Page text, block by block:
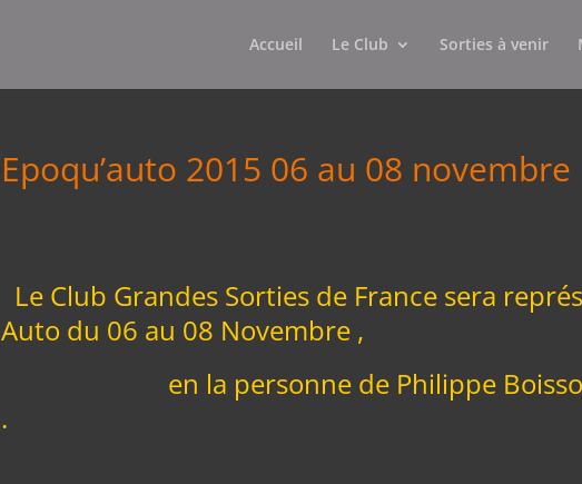
Accueil Le Club Sorties à venir
Epoqu’auto 2015 06 au 08 novembre
Le Club Grandes Sorties de France sera
Auto du 06 au 08 Novembre ,
en la personne de Philippe Boisson ,
.